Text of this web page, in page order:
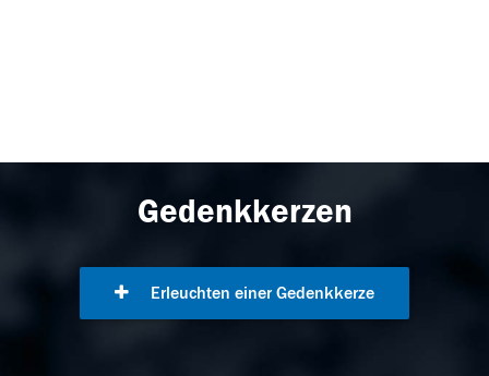
Gedenkkerzen
Erleuchten einer Gedenkkerze